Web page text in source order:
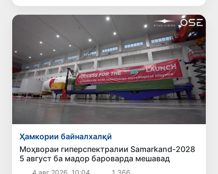
Ҳамкории байналхалқӣ
Моҳвораи гиперспектралии Samarkand-2028
5 август ба мадор бароварда мешавад